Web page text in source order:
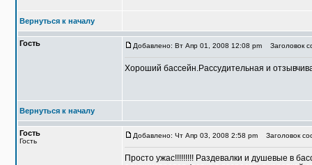
Вернуться к началу
Гость Добавлено: Вт Апр 01, 2008 12:08 pm Заголовок
Хороший бассейн.Рассудительная и
Вернуться к началу
Гость
Гость
Добавлено: Чт Апр 03, 2008 2:58 pm Заголовок
Просто ужас!!!!!!!!! Раздевалки и душевые в